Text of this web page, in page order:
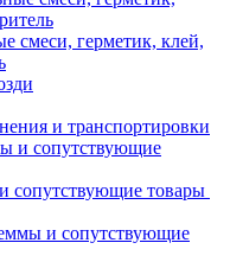
смеси, герметик, клей,
и транспортировки
сопутствующие товары
и сопутствующие